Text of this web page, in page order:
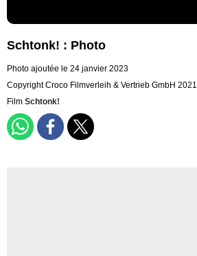
Schtonk! : Photo
Photo ajoutée le 24 janvier 2023
Copyright Croco Filmverleih & Vertrieb GmbH 2021
Film Schtonk!